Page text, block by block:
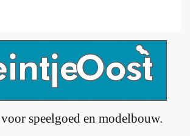
speelgoed en modelbouw.